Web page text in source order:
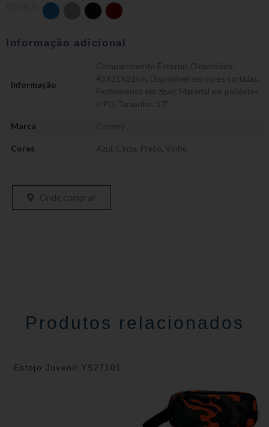
Informação adicional
Informação
Compartimento Externo Dimensões:
43X31X22cm Disponível em cores sortidas
Fechamento em zíper Material em poliéster
e PU Tamanho: 17"
Marca Convoy
Cores Azul Cinza Preto Vinho
Onde comprar
Produtos relacionados
Estojo Juvenil YS27101